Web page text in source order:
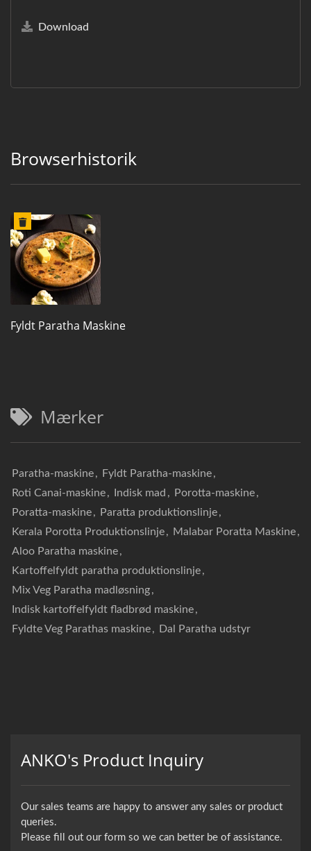
Download
Browserhistorik
Fyldt Paratha Maskine
Mærker
Paratha-maskine, Fyldt Paratha-maskine,
Roti Canai-maskine, Indisk mad , Porotta-maskine,
Poratta-maskine, Paratta produktionslinje,
Kerala Porotta Produktionslinje, Malabar Poratta Maskine,
Aloo Paratha maskine,
Kartoffelfyldt paratha produktionslinje,
Mix Veg Paratha madløsning,
Indisk kartoffelfyldt fladbrød maskine,
Fyldte Veg Parathas maskine, Dal Paratha udstyr